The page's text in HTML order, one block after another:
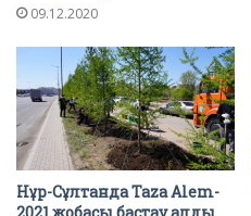
09.12.2020
Нұр-Сұлтанда Taza Alem-
2021 жобасы бастау алды